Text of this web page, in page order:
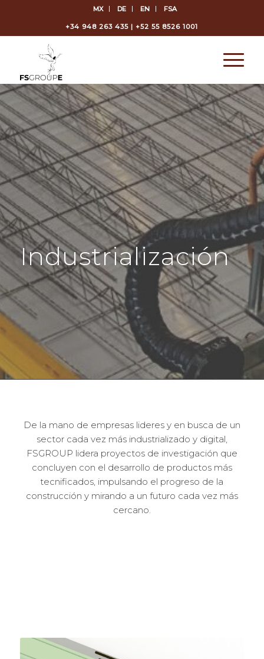
MX DE EN FSA
+34 948 263 435 | +52 55 8526 1001
Industrialización
De la mano de empresas lideres y en busca de un
sector cada vez más industrializado y digital,
FSGROUP lidera proyectos de investigación que
concluyen con el desarrollo de productos más
tecnificados, impulsando el progreso de la
construcción y mirando a un futuro cada vez más
cercano.